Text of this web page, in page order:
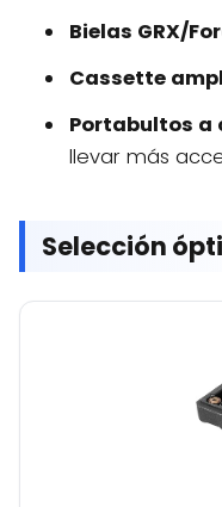
Bielas GRX/
Cassette
Portabultos a
llevar más
Selección